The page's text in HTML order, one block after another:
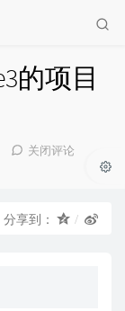
的项目
关闭评论
分享到：